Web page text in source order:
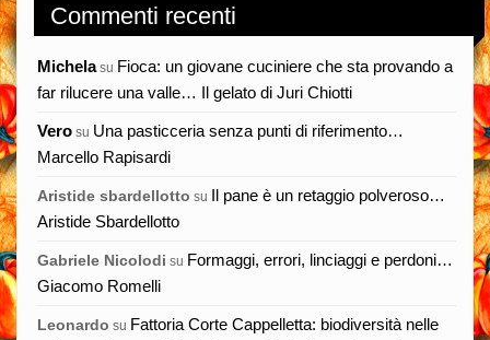
Commenti recenti
Michelasu Fioca: un giovane cuciniere che sta provando a
far rilucere una valle… Il gelato di Juri Chiotti
Vero su Una pasticceria senza punti di riferimento…
Marcello Rapisardi
Aristide sbardellotto su Il pane è un retaggio polveroso…
Aristide Sbardellotto
Gabriele Nicolodi su Formaggi, errori, linciaggi e perdoni…
Giacomo Romelli
Leonardo su Fattoria Corte Cappelletta: biodiversità nelle